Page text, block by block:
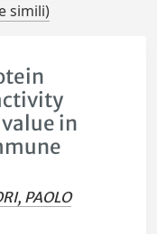
simili)
in
PAOLO